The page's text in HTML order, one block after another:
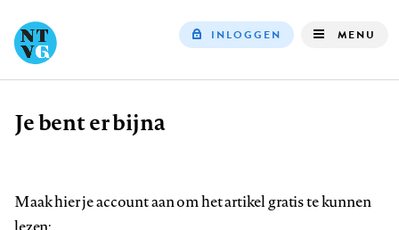
INLOGGEN MENU
Kruimelpad
Je bent er bijna
Maak hier je account aan om het artikel gratis te kunnen